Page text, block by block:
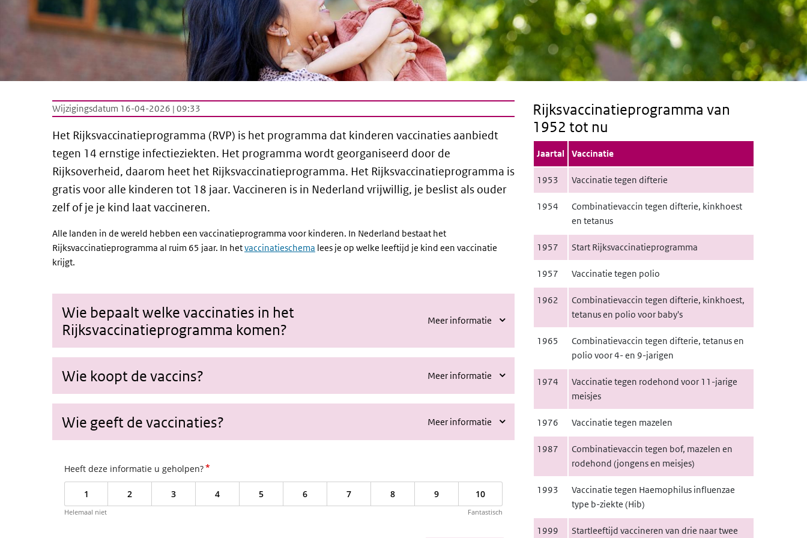
Wijzigingsdatum 16-04-2026 | 09:33
Het Rijksvaccinatieprogramma (RVP) is het programma dat kinderen vaccinaties aanbiedt
tegen 14 ernstige infectieziekten. Het programma wordt georganiseerd door de
Rijksoverheid, daarom heet het Rijksvaccinatieprogramma. Het Rijksvaccinatieprogramma is
gratis voor alle kinderen tot 18 jaar. Vaccineren is in Nederland vrijwillig, je beslist als ouder
zelf of je je kind laat vaccineren.
Alle landen in de wereld hebben een vaccinatieprogramma voor kinderen. In Nederland bestaat het
Rijksvaccinatieprogramma al ruim 65 jaar. In hetvaccinatieschema lees je op welke leeftijd je kind een vaccinatie
krijgt.
Wie bepaalt welke vaccinaties in het
Rijksvaccinatieprogramma komen?
Meer informatie
Wie koopt de vaccins? Meer informatie
Wie geeft de vaccinaties? Meer informatie
Heeft deze informatie u geholpen?*
1 2 3 4 5 6 7 8 9 10
Helemaal niet Fantastisch
Rijksvaccinatieprogramma van
1952 tot nu
Jaartal Vaccinatie
1953 Vaccinatie tegen difterie
1954
Combinatievaccin tegen difterie, kinkhoest
en tetanus
1957 Start Rijksvaccinatieprogramma
1957 Vaccinatie tegen polio
1962
Combinatievaccin tegen difterie, kinkhoest,
tetanus en polio voor baby's
1965
Combinatievaccin tegen difterie, tetanus en
polio voor 4- en 9-jarigen
1974
Vaccinatie tegen rodehond voor 11-jarige
meisjes
1976 Vaccinatie tegen mazelen
1987
Combinatievaccin tegen bof, mazelen en
rodehond (jongens en meisjes)
1993
Vaccinatie tegen Haemophilus influenzae
type b-ziekte (Hib)
1999
Startleeftijd vaccineren van drie naar twee